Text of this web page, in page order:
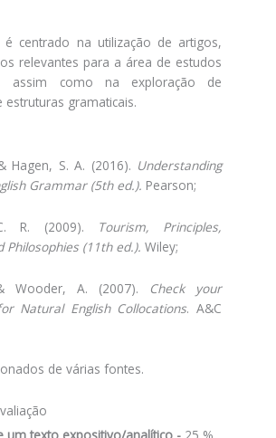
centrado na utilização de artigos,
relevantes para a área de estudos
assim como na exploração de
estruturas gramaticais.
Hagen, S. A. (2016). Understanding
Grammar (5th ed.). Pearson;
R. (2009).
Tourism, Principles,
Philosophies (11th ed.). Wiley;
Wooder, A. (2007).
Check your
Natural English Collocations. A&C
de várias fontes.
um texto expositivo/analítico - 25 %